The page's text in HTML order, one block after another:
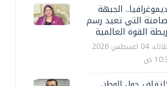
الجبهة
التي تعيد رسم
القوة العالمية
الثلاثاء، 04 اغسطس 2026
ص